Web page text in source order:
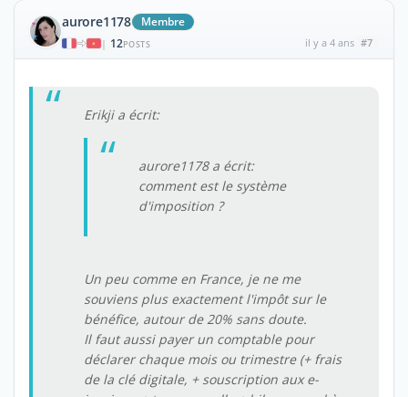
aurore1178 Membre
| 12POSTS il y a 4 ans #7
Erikji a écrit:
aurore1178 a écrit:
comment est le système
d'imposition ?
Un peu comme en France, je ne me
souviens plus exactement l'impôt sur le
bénéfice, autour de 20% sans doute.
Il faut aussi payer un comptable pour
déclarer chaque mois ou trimestre (+ frais
de la clé digitale, + souscription aux e-